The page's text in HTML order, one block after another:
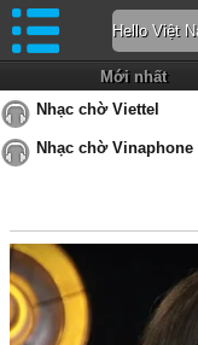
Mới nhất
Nhạc chờ Viettel
Nhạc chờ Vinaphone